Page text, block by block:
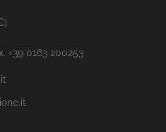
+39 0163 200253